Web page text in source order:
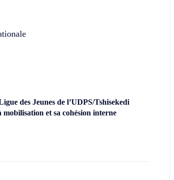
des Jeunes de l’UDPS/Tshisekedi
mobilisation et sa cohésion interne